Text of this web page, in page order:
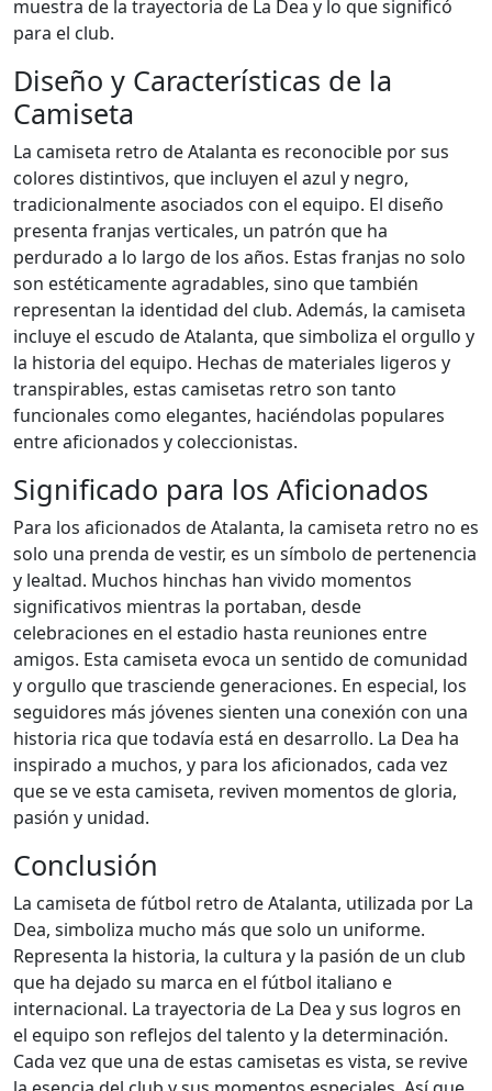
muestra de la trayectoria de La Dea y lo que significó
para el club.
Diseño y Características de la
Camiseta
La camiseta retro de Atalanta es reconocible por sus
colores distintivos, que incluyen el azul y negro,
tradicionalmente asociados con el equipo. El diseño
presenta franjas verticales, un patrón que ha
perdurado a lo largo de los años. Estas franjas no solo
son estéticamente agradables, sino que también
representan la identidad del club. Además, la camiseta
incluye el escudo de Atalanta, que simboliza el orgullo y
la historia del equipo. Hechas de materiales ligeros y
transpirables, estas camisetas retro son tanto
funcionales como elegantes, haciéndolas populares
entre aficionados y coleccionistas.
Significado para los Aficionados
Para los aficionados de Atalanta, la camiseta retro no es
solo una prenda de vestir, es un símbolo de pertenencia
y lealtad. Muchos hinchas han vivido momentos
significativos mientras la portaban, desde
celebraciones en el estadio hasta reuniones entre
amigos. Esta camiseta evoca un sentido de comunidad
y orgullo que trasciende generaciones. En especial, los
seguidores más jóvenes sienten una conexión con una
historia rica que todavía está en desarrollo. La Dea ha
inspirado a muchos, y para los aficionados, cada vez
que se ve esta camiseta, reviven momentos de gloria,
pasión y unidad.
Conclusión
La camiseta de fútbol retro de Atalanta, utilizada por La
Dea, simboliza mucho más que solo un uniforme.
Representa la historia, la cultura y la pasión de un club
que ha dejado su marca en el fútbol italiano e
internacional. La trayectoria de La Dea y sus logros en
el equipo son reflejos del talento y la determinación.
Cada vez que una de estas camisetas es vista, se revive